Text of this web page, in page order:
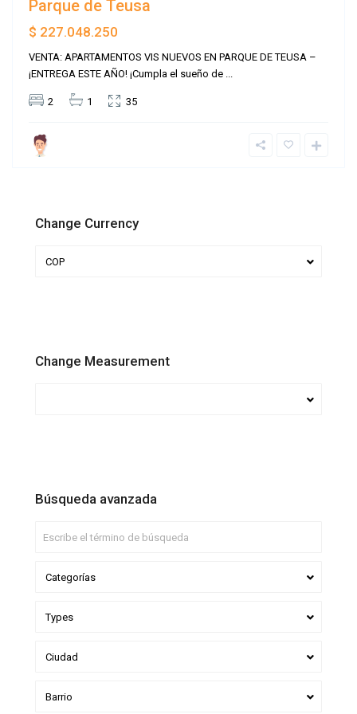
Parque de Teusa
$ 227.048.250
VENTA: APARTAMENTOS VIS NUEVOS EN PARQUE DE TEUSA –
¡ENTREGA ESTE AÑO! ¡Cumpla el sueño de ...
2 1 35
Change Currency
COP
Change Measurement
Búsqueda avanzada
Categorías
Types
Ciudad
Barrio